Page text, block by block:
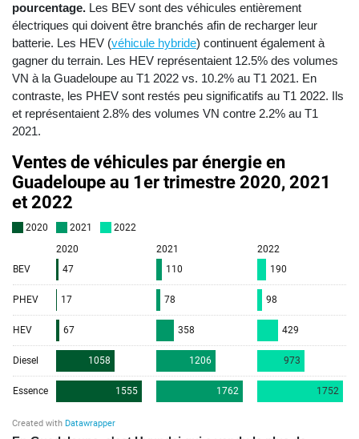
pourcentage. Les BEV sont des véhicules entièrement
électriques qui doivent être branchés afin de recharger leur
batterie. Les HEV (véhicule hybride) continuent également à
gagner du terrain. Les HEV représentaient 12.5% des volumes
VN à la Guadeloupe au T1 2022 vs. 10.2% au T1 2021. En
contraste, les PHEV sont restés peu significatifs au T1 2022. Ils
et représentaient 2.8% des volumes VN contre 2.2% au T1
2021.